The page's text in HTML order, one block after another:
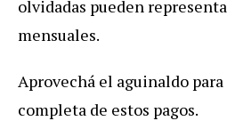
olvidadas pueden
mensuales.
Aprovechá el aguinaldo
completa de estos pagos.